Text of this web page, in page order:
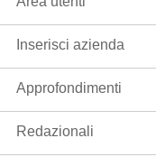
Inserisci azienda
Approfondimenti
Redazionali